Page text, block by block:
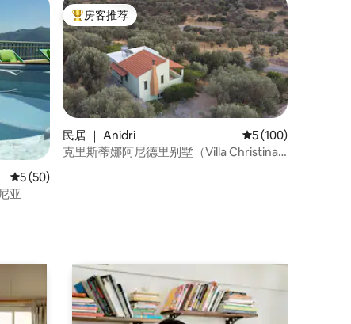
平均评分 5 分（满分 5 分），共 50 条评价
5 (50)
亚
热门「房客推荐」
房客推荐
民居 ｜ Anidri 平均评分 5 分（满
5 (100)
克里斯蒂娜阿尼德里别墅（Villa Christina